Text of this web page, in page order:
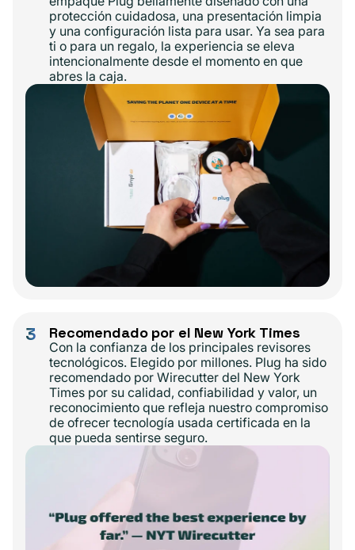
protección cuidadosa, una presentación limpia
y una configuración lista para usar. Ya sea para
ti o para un regalo, la experiencia se eleva
intencionalmente desde el momento en que
abres la caja.
3 Recomendado por el New York Times
Con la confianza de los principales revisores
tecnológicos. Elegido por millones. Plug ha sido
recomendado por Wirecutter del New York
Times por su calidad, confiabilidad y valor, un
reconocimiento que refleja nuestro compromiso
de ofrecer tecnología usada certificada en la
que pueda sentirse seguro.